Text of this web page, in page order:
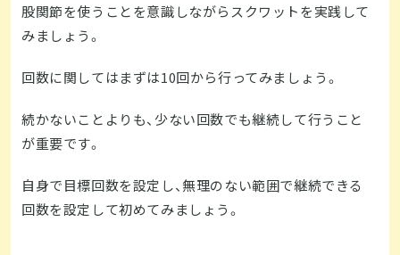
股関節を使うことを意識しながらスクワットを実践して
みましょう。
回数に関してはまずは10回から行ってみましょう。
続かないことよりも、少ない回数でも継続して行うこと
が重要です。
自身で目標回数を設定し、無理のない範囲で継続できる
回数を設定して初めてみましょう。